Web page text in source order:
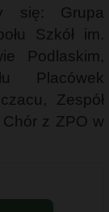
się: Grupa
Szkół im.
Podlaskim,
Placówek
Zespół
z ZPO w